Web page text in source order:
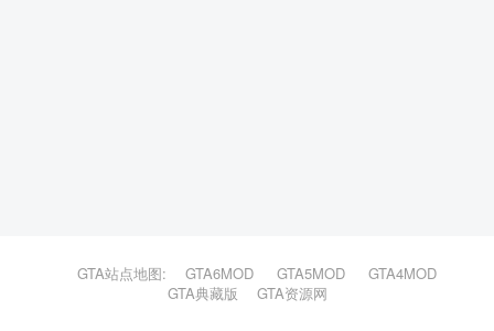
GTA站点地图: GTA6MOD GTA5MOD
GTA4MOD
GTA典藏版
GTA资源网